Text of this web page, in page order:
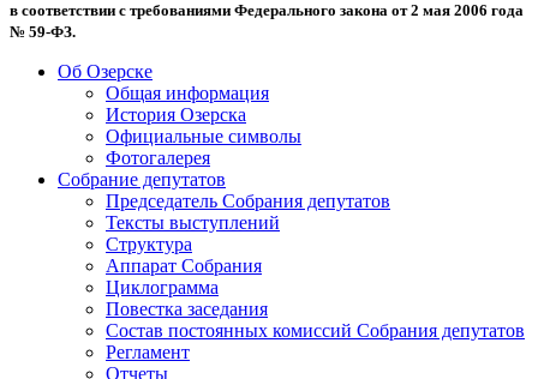
в соответствии с требованиями Федерального закона от 2 мая 2006 года
№ 59-ФЗ.
Об Озерске
Общая информация
История Озерска
Официальные символы
Фотогалерея
Собрание депутатов
Председатель Собрания депутатов
Тексты выступлений
Структура
Аппарат Собрания
Циклограмма
Повестка заседания
Состав постоянных комиссий Собрания депутатов
Регламент
Отчеты